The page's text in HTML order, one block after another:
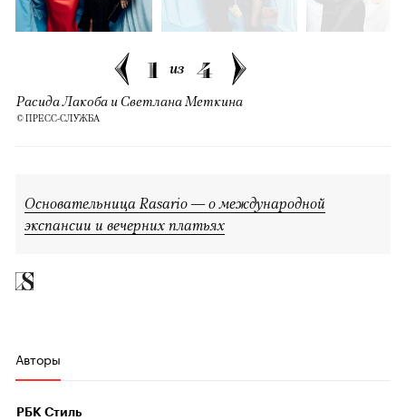
1 из 4
Расида Лакоба и Светлана Меткина
© ПРЕСС-СЛУЖБА
Основательница Rasario — о международной
экспансии и вечерних платьях
Авторы
РБК Стиль